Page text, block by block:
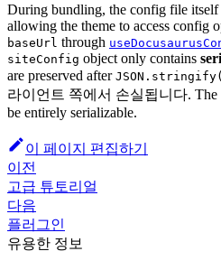
During bundling, the config file itself
allowing the theme to access config
baseUrl through
siteConfig object only contains
are preserved after
라이언트 쪽에서 손실됩니다. The
be entirely serializable.
이 페이지 편집하기
이전
고급 튜토리얼
다음
플러그인
유용한 정보